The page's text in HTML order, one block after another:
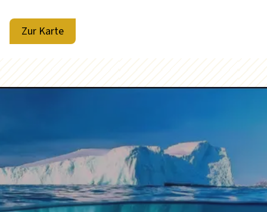
Zur Karte